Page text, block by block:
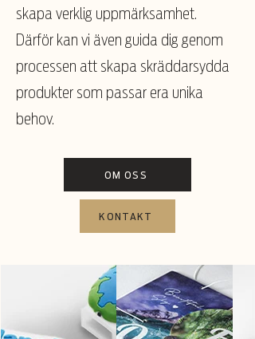
skapa verklig uppmärksamhet.
Därför kan vi även guida dig genom
processen att skapa skräddarsydda
produkter som passar era unika
behov.
OM OSS
KONTAKT